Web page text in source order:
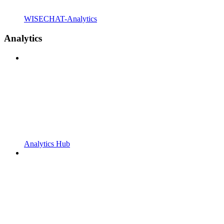
WISECHAT-Analytics
Analytics
Analytics Hub